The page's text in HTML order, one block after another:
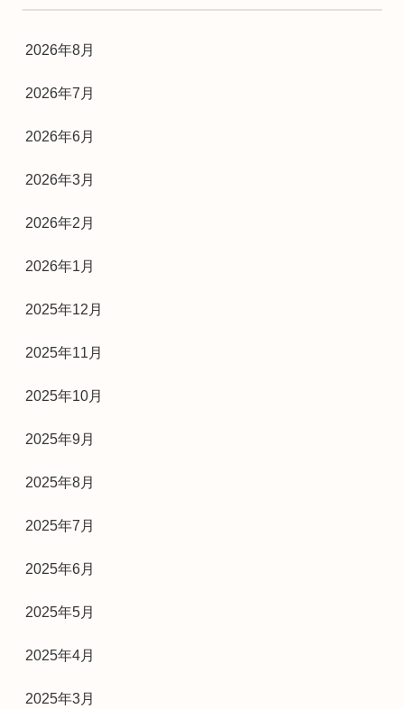
2026年8月
2026年7月
2026年6月
2026年3月
2026年2月
2026年1月
2025年12月
2025年11月
2025年10月
2025年9月
2025年8月
2025年7月
2025年6月
2025年5月
2025年4月
2025年3月